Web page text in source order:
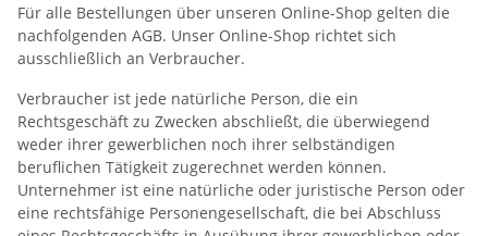
Für alle Bestellungen über unseren Online-Shop gelten die
nachfolgenden AGB. Unser Online-Shop richtet sich
ausschließlich an Verbraucher.
Verbraucher ist jede natürliche Person, die ein
Rechtsgeschäft zu Zwecken abschließt, die überwiegend
weder ihrer gewerblichen noch ihrer selbständigen
beruflichen Tätigkeit zugerechnet werden können.
Unternehmer ist eine natürliche oder juristische Person oder
eine rechtsfähige Personengesellschaft, die bei Abschluss